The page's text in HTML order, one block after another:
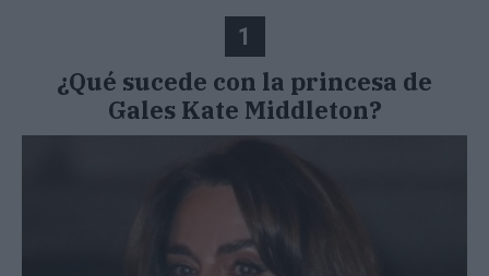
1
¿Qué sucede con la princesa de
Gales Kate Middleton?